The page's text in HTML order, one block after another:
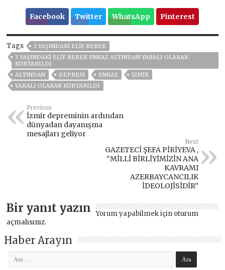
Facebook Twitter WhatsApp Pinterest
Tags
3 YAŞINDAKI ELIF BEBEK
3 YAŞINDAKI ELIF BEBEK ENKAZ ALTINDAN YARALI OLARAK
KURTARILDI
ALTINDAN
DEPREM ENKAZ
İZMIR
YARALI OLARAK KURTARILDI
Previous
İzmir depreminin ardından
dünyadan dayanışma
mesajları geliyor
Next
GAZETECİ ŞEFA PİRİYEVA ,
“MİLLİ BİRLİYİMİZİN ANA
KAVRAMI
AZERBAYCANCILIK
İDEOLOJİSİDİR”
Bir yanıt yazın Yorum yapabilmek için oturum
açmalısınız.
Haber Arayın